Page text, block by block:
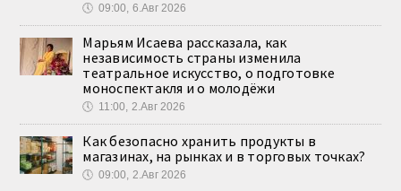
🕔 09:00, 6.Авг 2026
Марьям Исаева рассказала, как
независимость страны изменила
театральное искусство, о подготовке
моноспектакля и о молодёжи
🕔 11:00, 2.Авг 2026
Как безопасно хранить продукты в
магазинах, на рынках и в торговых точках?
🕔 09:00, 2.Авг 2026